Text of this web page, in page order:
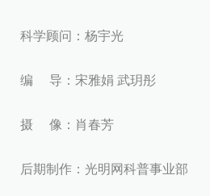
科学顾问：杨宇光
编 导：宋雅娟 武玥彤
摄 像：肖春芳
后期制作：光明网科普事业部